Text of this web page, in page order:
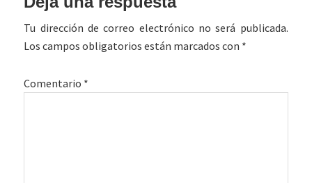
con
los
Tu dirección de correo electrónico no será publicada.
Los campos obligatorios están marcados con *
Comentario *